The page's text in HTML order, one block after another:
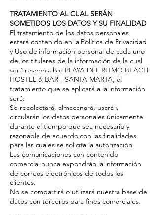
TRATAMIENTO AL CUAL SERÁN
SOMETIDOS LOS DATOS Y SU FINALIDAD
El tratamiento de los datos personales
estará contenido en la Política de Privacidad
y Uso de información personal de cada uno
de los titulares de la información de la cual
será responsable PLAYA DEL RITMO BEACH
HOSTEL & BAR - SANTA MARTA, el
tratamiento que se aplicará a la información
será:
Se recolectará, almacenará, usará y
circularán los datos personales únicamente
durante el tiempo que sea necesario y
razonable de acuerdo con las finalidades
para las cuales se solicita la autorización.
Las comunicaciones con contenido
comercial nunca expondrán la información
de correos electrónicos de todos los
clientes.
No se compartirá o utilizará nuestra base de
datos con terceros para fines comerciales.